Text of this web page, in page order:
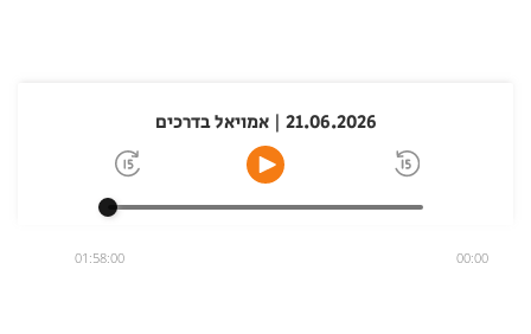
21.06.2026 | אמויאל בדרכים
00:00
01:58:00